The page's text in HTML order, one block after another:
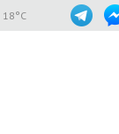
18°C